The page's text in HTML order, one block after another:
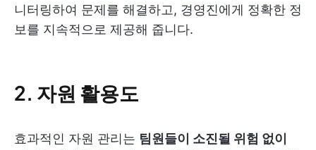
니터링하여 문제를 해결하고, 경영진에게 정확한 정
보를 지속적으로 제공해 줍니다.
2. 자원 활용도
효과적인 자원 관리는 팀원들이 소진될 위험 없이